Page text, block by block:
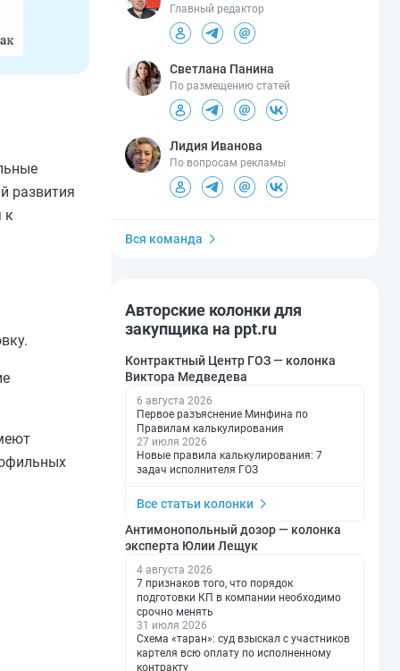
развития
к
Главный редактор
Светлана Панина
По размещению статей
Лидия Иванова
По вопросам рекламы
Вся команда
Авторские колонки для
закупщика на ppt.ru
Контрактный Центр ГОЗ — колонка
Виктора Медведева
6 августа 2026
Первое разъяснение Минфина по
Правилам калькулирования
27 июля 2026
Новые правила калькулирования: 7
задач исполнителя ГОЗ
Все статьи колонки
Антимонопольный дозор — колонка
эксперта Юлии Лещук
4 августа 2026
7 признаков того, что порядок
подготовки КП в компании необходимо
срочно менять
31 июля 2026
Схема «таран»: суд взыскал с участников
картеля всю оплату по исполненному
контракту